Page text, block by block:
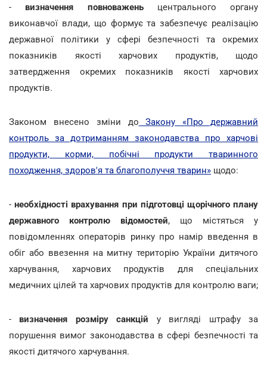
- визначення повноваженьцентрального органу
виконавчої влади, що формує та забезпечує реалізацію
державної політики у сфері безпечності та окремих
показників якості харчових продуктів, щодо
затвердження окремих показників якості харчових
продуктів.
Законом внесено зміни до Закону «Про державний
контроль за дотриманням законодавства про харчові
продукти, корми, побічні продукти тваринного
походження, здоров'я та благополуччя тварин» щодо:
- необхідності врахування при підготовці щорічного плану
державного контролю відомостей, що містяться у
повідомленнях операторів ринку про намір введення в
обіг або ввезення на митну територію України дитячого
харчування, харчових продуктів для спеціальних
медичних цілей та харчових продуктів для контролю ваги;
- визначення розміру санкцій у вигляді штрафу за
порушення вимог законодавства в сфері безпечності та
якості дитячого харчування.